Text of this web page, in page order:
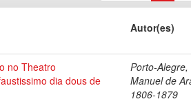
Autor(es)
no Theatro
dia dous de
Porto-Alegre,
Manuel de
1806-1879